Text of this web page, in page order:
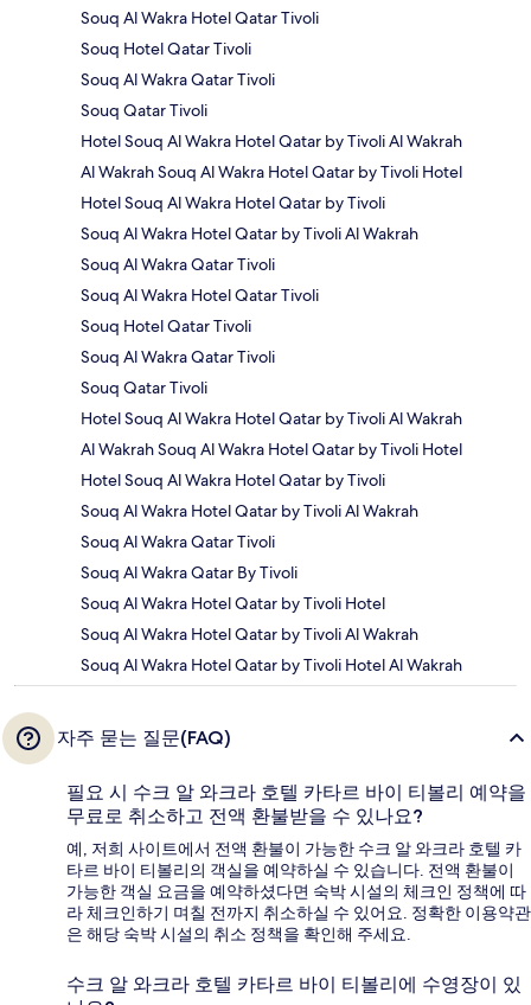
Souq Al Wakra Hotel Qatar Tivoli
Souq Hotel Qatar Tivoli
Souq Al Wakra Qatar Tivoli
Souq Qatar Tivoli
Hotel Souq Al Wakra Hotel Qatar by Tivoli Al Wakrah
Al Wakrah Souq Al Wakra Hotel Qatar by Tivoli Hotel
Hotel Souq Al Wakra Hotel Qatar by Tivoli
Souq Al Wakra Hotel Qatar by Tivoli Al Wakrah
Souq Al Wakra Qatar Tivoli
Souq Al Wakra Hotel Qatar Tivoli
Souq Hotel Qatar Tivoli
Souq Al Wakra Qatar Tivoli
Souq Qatar Tivoli
Hotel Souq Al Wakra Hotel Qatar by Tivoli Al Wakrah
Al Wakrah Souq Al Wakra Hotel Qatar by Tivoli Hotel
Hotel Souq Al Wakra Hotel Qatar by Tivoli
Souq Al Wakra Hotel Qatar by Tivoli Al Wakrah
Souq Al Wakra Qatar Tivoli
Souq Al Wakra Qatar By Tivoli
Souq Al Wakra Hotel Qatar by Tivoli Hotel
Souq Al Wakra Hotel Qatar by Tivoli Al Wakrah
Souq Al Wakra Hotel Qatar by Tivoli Hotel Al Wakrah
자주 묻는 질문(FAQ)
필요 시 수크 알 와크라 호텔 카타르 바이 티볼리 예약을
무료로 취소하고 전액 환불받을 수 있나요?
예, 저희 사이트에서 전액 환불이 가능한 수크 알 와크라 호텔 카
타르 바이 티볼리의 객실을 예약하실 수 있습니다. 전액 환불이
가능한 객실 요금을 예약하셨다면 숙박 시설의 체크인 정책에 따
라 체크인하기 며칠 전까지 취소하실 수 있어요. 정확한 이용약관
은 해당 숙박 시설의 취소 정책을 확인해 주세요.
수크 알 와크라 호텔 카타르 바이 티볼리에 수영장이 있